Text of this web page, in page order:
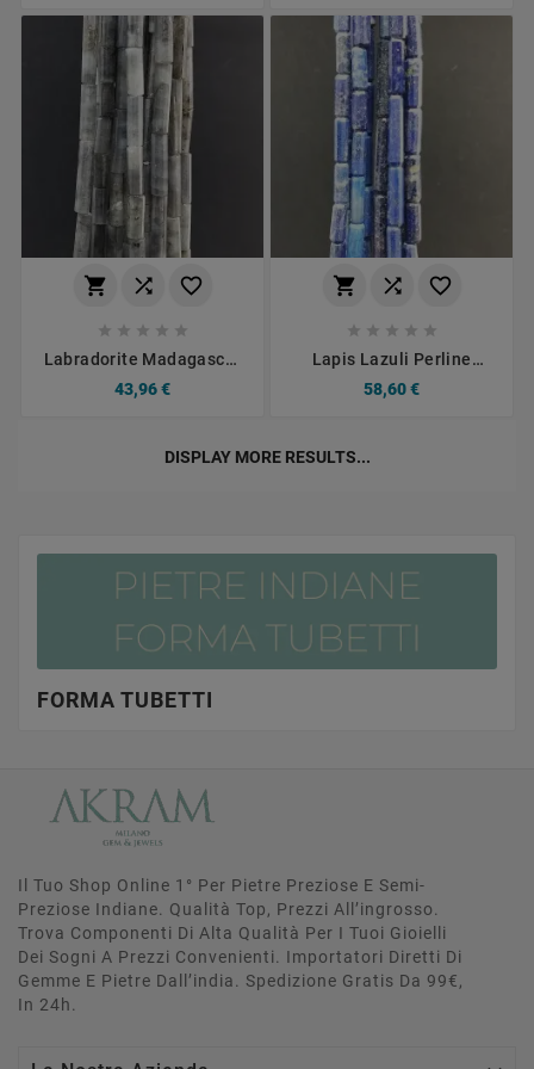
  
    
Labradorite Madagascar
Sfaccettato A Mano
43,96 €
  
    
Lapis Lazuli Perline
Sfaccettato A Mano
58,60 €
DISPLAY MORE RESULTS...
FORMA TUBETTI
Il Tuo Shop Online 1° Per Pietre Preziose E Semi-
Preziose Indiane. Qualità Top, Prezzi All’ingrosso.
Trova Componenti Di Alta Qualità Per I Tuoi Gioielli
Dei Sogni A Prezzi Convenienti. Importatori Diretti Di
Gemme E Pietre Dall’india. Spedizione Gratis Da 99€,
In 24h.